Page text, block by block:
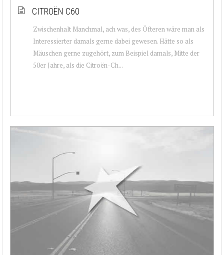
CITROËN C60
Zwischenhalt Manchmal, ach was, des Öfteren wäre man als
Interessierter damals gerne dabei gewesen. Hätte so als
Mäuschen gerne zugehört, zum Beispiel damals, Mitte der
50er Jahre, als die Citroën-Ch...